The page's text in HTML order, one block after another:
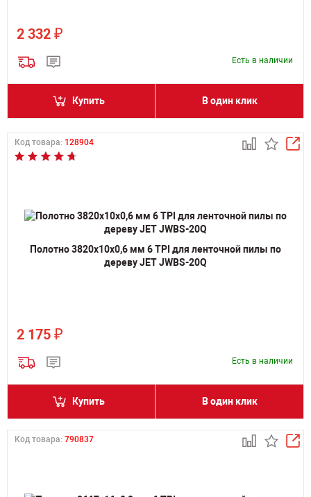
2 332 ₽
Есть в наличии
Купить В один клик
Код товара: 128904
Полотно 3820х10х0,6 мм 6 TPI для ленточной пилы по
дереву JET JWBS-20Q
2 175 ₽
Есть в наличии
Купить В один клик
Код товара: 790837